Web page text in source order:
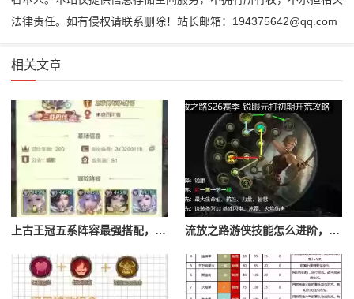
法律责任。如有侵权请联系删除！站长邮箱：194375642@qq.com
相关文章
上古王冠五系阵容最强搭配，上古王冠五星排行 流放之路游侠技能怎么进阶，流放之路游侠技能怎么进阶的